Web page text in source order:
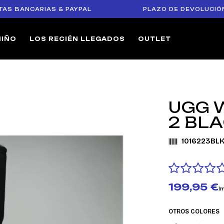
& PAYPAL PLAZO DE DEVOLUCIÓN DE
LOS RECIÉN LLEGADOS OUTLET
UGG
2
199,95 €
OTROS COLORES